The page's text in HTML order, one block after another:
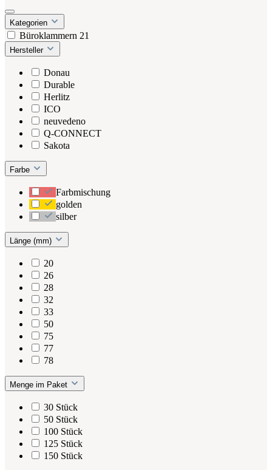
Kategorien
Büroklammern 21
Hersteller
Donau
Durable
Herlitz
ICO
neuvedeno
Q-CONNECT
Sakota
Farbe
Farbmischung
golden
silber
Länge (mm)
20
26
28
32
33
50
75
77
78
Menge im Paket
30 Stück
50 Stück
100 Stück
125 Stück
150 Stück